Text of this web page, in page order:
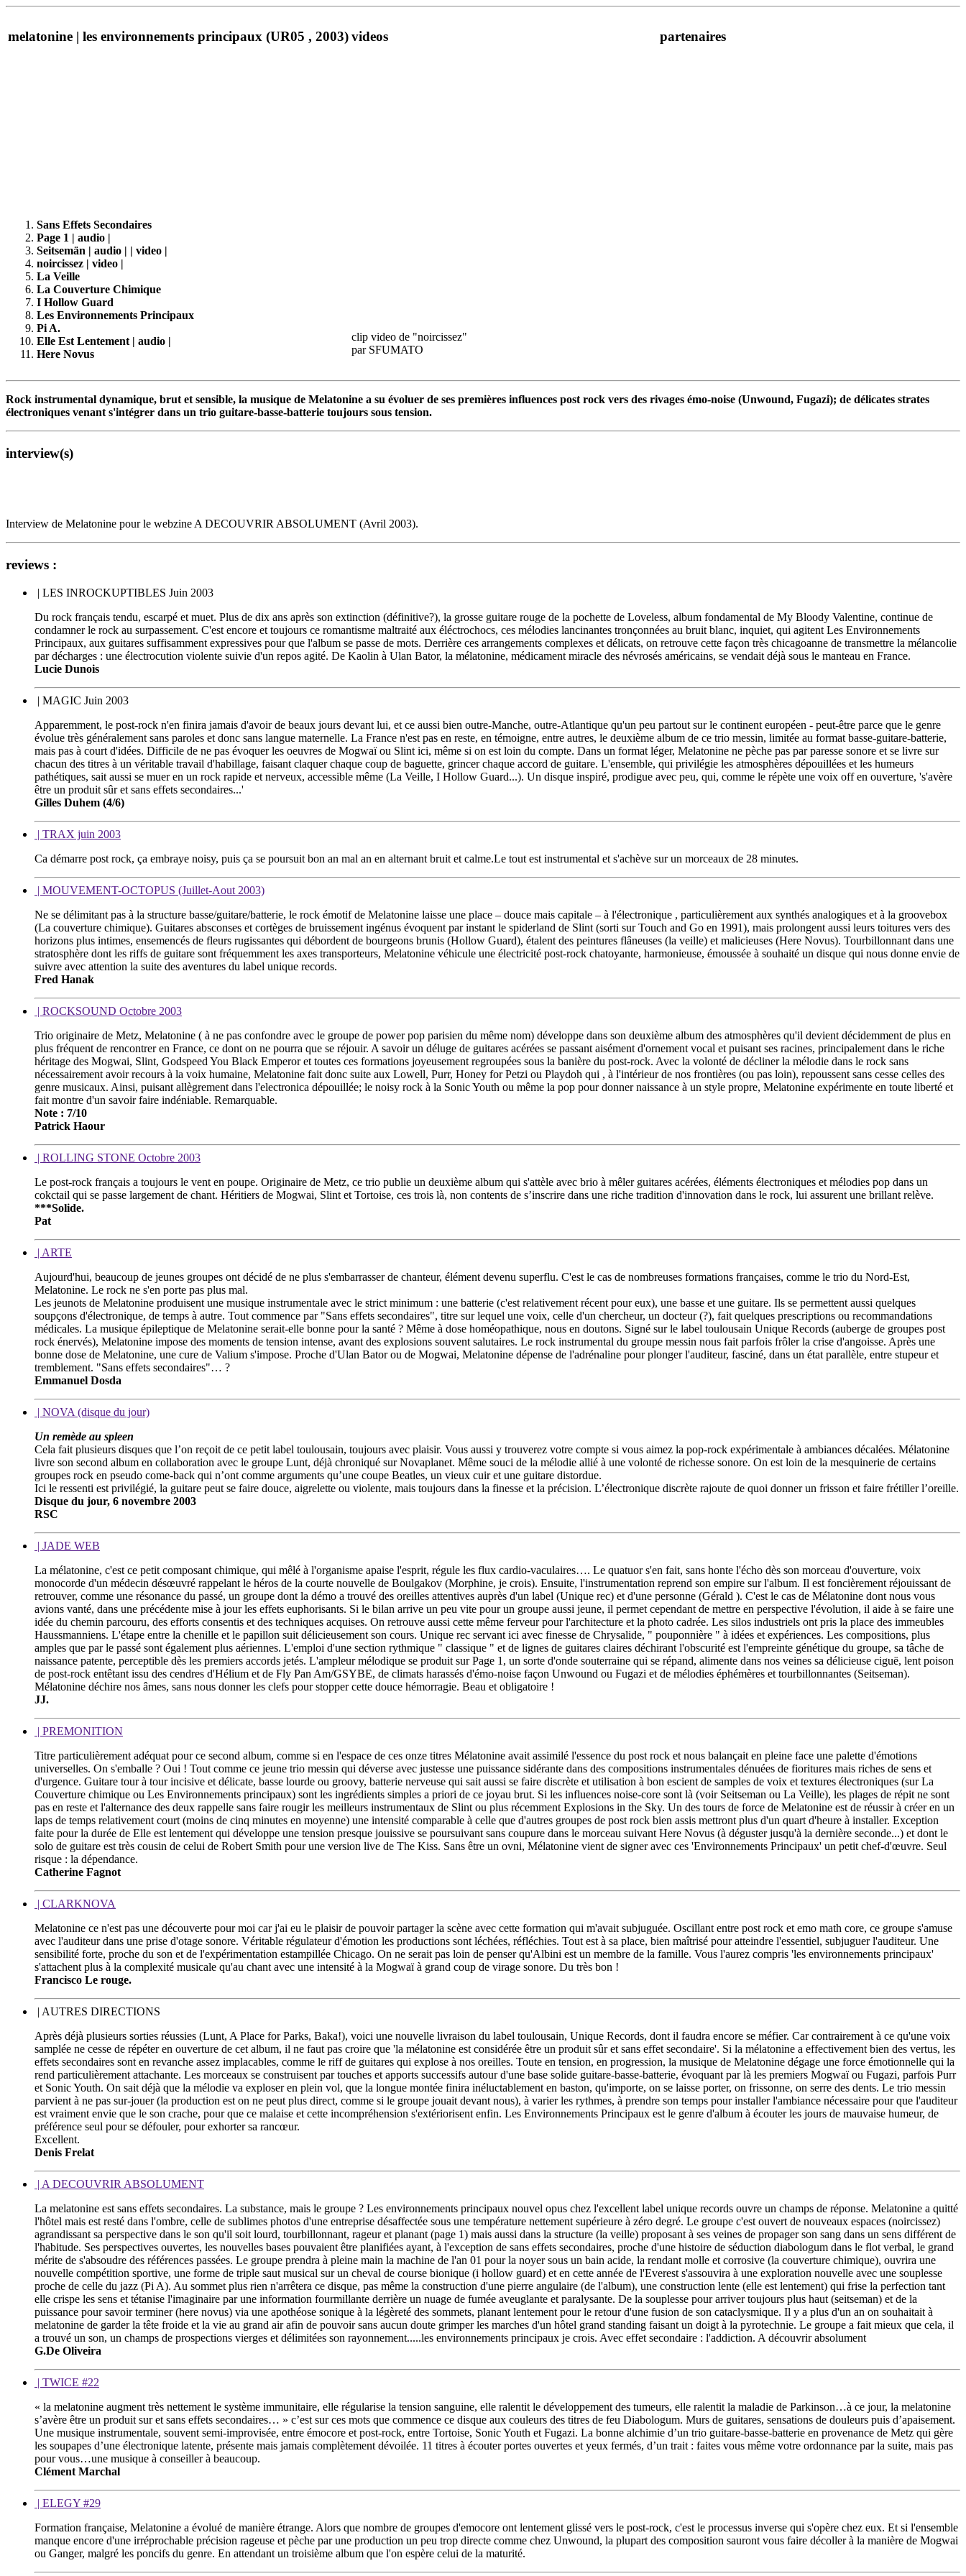
melatonine | les environnements principaux (UR05 , 2003)videos partenaires
Sans Effets Secondaires
Page 1 | audio |
Seitsemän | audio | | video |
noircissez | video |
La Veille
La Couverture Chimique
I Hollow Guard
Les Environnements Principaux
Pi A.
Elle Est Lentement | audio |
Here Novus
clip video de "noircissez"
par SFUMATO
Rock instrumental dynamique, brut et sensible, la musique de Melatonine a su évoluer de ses premières influences post rock vers des rivages émo-noise (Unwound, Fugazi); de délicates strates
électroniques venant s'intégrer dans un trio guitare-basse-batterie toujours sous tension.
interview(s)
Interview de Melatonine pour le webzine A DECOUVRIR ABSOLUMENT (Avril 2003).
reviews :
| LES INROCKUPTIBLES Juin 2003
Du rock français tendu, escarpé et muet. Plus de dix ans après son extinction (définitive?), la grosse guitare rouge de la pochette de Loveless, album fondamental de My Bloody Valentine, continue de
condamner le rock au surpassement. C'est encore et toujours ce romantisme maltraité aux éléctrochocs, ces mélodies lancinantes tronçonnées au bruit blanc, inquiet, qui agitent Les Environnements
Principaux, aux guitares suffisamment expressives pour que l'album se passe de mots. Derrière ces arrangements complexes et délicats, on retrouve cette façon très chicagoanne de transmettre la mélancolie
par décharges : une électrocution violente suivie d'un repos agité. De Kaolin à Ulan Bator, la mélatonine, médicament miracle des névrosés américains, se vendait déjà sous le manteau en France.
Lucie Dunois
| MAGIC Juin 2003
Apparemment, le post-rock n'en finira jamais d'avoir de beaux jours devant lui, et ce aussi bien outre-Manche, outre-Atlantique qu'un peu partout sur le continent européen - peut-être parce que le genre
évolue très généralement sans paroles et donc sans langue maternelle. La France n'est pas en reste, en témoigne, entre autres, le deuxième album de ce trio messin, limitée au format basse-guitare-batterie,
mais pas à court d'idées. Difficile de ne pas évoquer les oeuvres de Mogwaï ou Slint ici, même si on est loin du compte. Dans un format léger, Melatonine ne pèche pas par paresse sonore et se livre sur
chacun des titres à un véritable travail d'habillage, faisant claquer chaque coup de baguette, grincer chaque accord de guitare. L'ensemble, qui privilégie les atmosphères dépouillées et les humeurs
pathétiques, sait aussi se muer en un rock rapide et nerveux, accessible même (La Veille, I Hollow Guard...). Un disque inspiré, prodigue avec peu, qui, comme le répète une voix off en ouverture, 's'avère
être un produit sûr et sans effets secondaires...'
Gilles Duhem (4/6)
| TRAX juin 2003
Ca démarre post rock, ça embraye noisy, puis ça se poursuit bon an mal an en alternant bruit et calme.Le tout est instrumental et s'achève sur un morceaux de 28 minutes.
| MOUVEMENT-OCTOPUS (Juillet-Aout 2003)
Ne se délimitant pas à la structure basse/guitare/batterie, le rock émotif de Melatonine laisse une place – douce mais capitale – à l'électronique , particulièrement aux synthés analogiques et à la groovebox
(La couverture chimique). Guitares absconses et cortèges de bruissement ingénus évoquent par instant le spiderland de Slint (sorti sur Touch and Go en 1991), mais prolongent aussi leurs toitures vers des
horizons plus intimes, ensemencés de fleurs rugissantes qui débordent de bourgeons brunis (Hollow Guard), étalent des peintures flâneuses (la veille) et malicieuses (Here Novus). Tourbillonnant dans une
stratosphère dont les riffs de guitare sont fréquemment les axes transporteurs, Melatonine véhicule une électricité post-rock chatoyante, harmonieuse, émoussée à souhaité un disque qui nous donne envie de
suivre avec attention la suite des aventures du label unique records.
Fred Hanak
| ROCKSOUND Octobre 2003
Trio originaire de Metz, Melatonine ( à ne pas confondre avec le groupe de power pop parisien du même nom) développe dans son deuxième album des atmosphères qu'il devient décidemment de plus en
plus fréquent de rencontrer en France, ce dont on ne pourra que se réjouir. A savoir un déluge de guitares acérées se passant aisément d'ornement vocal et puisant ses racines, principalement dans le riche
héritage des Mogwai, Slint, Godspeed You Black Emperor et toutes ces formations joyeusement regroupées sous la banière du post-rock. Avec la volonté de décliner la mélodie dans le rock sans
nécessairement avoir recours à la voix humaine, Melatonine fait donc suite aux Lowell, Purr, Honey for Petzi ou Playdoh qui , à l'intérieur de nos frontières (ou pas loin), repoussent sans cesse celles des
genre musicaux. Ainsi, puisant allègrement dans l'electronica dépouillée; le noisy rock à la Sonic Youth ou même la pop pour donner naissance à un style propre, Melatonine expérimente en toute liberté et
fait montre d'un savoir faire indéniable. Remarquable.
Note : 7/10
Patrick Haour
| ROLLING STONE Octobre 2003
Le post-rock français a toujours le vent en poupe. Originaire de Metz, ce trio publie un deuxième album qui s'attèle avec brio à mêler guitares acérées, éléments électroniques et mélodies pop dans un
cokctail qui se passe largement de chant. Héritiers de Mogwai, Slint et Tortoise, ces trois là, non contents de s’inscrire dans une riche tradition d'innovation dans le rock, lui assurent une brillant relève.
***Solide.
Pat
| ARTE
Aujourd'hui, beaucoup de jeunes groupes ont décidé de ne plus s'embarrasser de chanteur, élément devenu superflu. C'est le cas de nombreuses formations françaises, comme le trio du Nord-Est,
Melatonine. Le rock ne s'en porte pas plus mal.
Les jeunots de Melatonine produisent une musique instrumentale avec le strict minimum : une batterie (c'est relativement récent pour eux), une basse et une guitare. Ils se permettent aussi quelques
soupçons d'électronique, de temps à autre. Tout commence par "Sans effets secondaires", titre sur lequel une voix, celle d'un chercheur, un docteur (?), fait quelques prescriptions ou recommandations
médicales. La musique épileptique de Melatonine serait-elle bonne pour la santé ? Même à dose homéopathique, nous en doutons. Signé sur le label toulousain Unique Records (auberge de groupes post
rock énervés), Melatonine impose des moments de tension intense, avant des explosions souvent salutaires. Le rock instrumental du groupe messin nous fait parfois frôler la crise d'angoisse. Après une
bonne dose de Melatonine, une cure de Valium s'impose. Proche d'Ulan Bator ou de Mogwai, Melatonine dépense de l'adrénaline pour plonger l'auditeur, fasciné, dans un état parallèle, entre stupeur et
tremblement. "Sans effets secondaires"… ?
Emmanuel Dosda
| NOVA (disque du jour)
Un remède au spleen
Cela fait plusieurs disques que l’on reçoit de ce petit label toulousain, toujours avec plaisir. Vous aussi y trouverez votre compte si vous aimez la pop-rock expérimentale à ambiances décalées. Mélatonine
livre son second album en collaboration avec le groupe Lunt, déjà chroniqué sur Novaplanet. Même souci de la mélodie allié à une volonté de richesse sonore. On est loin de la mesquinerie de certains
groupes rock en pseudo come-back qui n’ont comme arguments qu’une coupe Beatles, un vieux cuir et une guitare distordue.
Ici le ressenti est privilégié, la guitare peut se faire douce, aigrelette ou violente, mais toujours dans la finesse et la précision. L’électronique discrète rajoute de quoi donner un frisson et faire frétiller l’oreille.
Disque du jour, 6 novembre 2003
RSC
| JADE WEB
La mélatonine, c'est ce petit composant chimique, qui mêlé à l'organisme apaise l'esprit, régule les flux cardio-vaculaires…. Le quatuor s'en fait, sans honte l'écho dès son morceau d'ouverture, voix
monocorde d'un médecin désœuvré rappelant le héros de la courte nouvelle de Boulgakov (Morphine, je crois). Ensuite, l'instrumentation reprend son empire sur l'album. Il est foncièrement réjouissant de
retrouver, comme une résonance du passé, un groupe dont la démo a trouvé des oreilles attentives auprès d'un label (Unique rec) et d'une personne (Gérald ). C'est le cas de Mélatonine dont nous vous
avions vanté, dans une précédente mise à jour les effets euphorisants. Si le bilan arrive un peu vite pour un groupe aussi jeune, il permet cependant de mettre en perspective l'évolution, il aide à se faire une
idée du chemin parcouru, des efforts consentis et des techniques acquises. On retrouve aussi cette même ferveur pour l'architecture et la photo cadrée. Les silos industriels ont pris la place des immeubles
Haussmanniens. L'étape entre la chenille et le papillon suit délicieusement son cours. Unique rec servant ici avec finesse de Chrysalide, " pouponnière " à idées et expériences. Les compositions, plus
amples que par le passé sont également plus aériennes. L'emploi d'une section rythmique " classique " et de lignes de guitares claires déchirant l'obscurité est l'empreinte génétique du groupe, sa tâche de
naissance patente, perceptible dès les premiers accords jetés. L'ampleur mélodique se produit sur Page 1, un sorte d'onde souterraine qui se répand, alimente dans nos veines sa délicieuse ciguë, lent poison
de post-rock entêtant issu des cendres d'Hélium et de Fly Pan Am/GSYBE, de climats harassés d'émo-noise façon Unwound ou Fugazi et de mélodies éphémères et tourbillonnantes (Seitseman).
Mélatonine déchire nos âmes, sans nous donner les clefs pour stopper cette douce hémorragie. Beau et obligatoire !
JJ.
| PREMONITION
Titre particulièrement adéquat pour ce second album, comme si en l'espace de ces onze titres Mélatonine avait assimilé l'essence du post rock et nous balançait en pleine face une palette d'émotions
universelles. On s'emballe ? Oui ! Tout comme ce jeune trio messin qui déverse avec justesse une puissance sidérante dans des compositions instrumentales dénuées de fioritures mais riches de sens et
d'urgence. Guitare tour à tour incisive et délicate, basse lourde ou groovy, batterie nerveuse qui sait aussi se faire discrète et utilisation à bon escient de samples de voix et textures électroniques (sur La
Couverture chimique ou Les Environnements principaux) sont les ingrédients simples a priori de ce joyau brut. Si les influences noise-core sont là (voir Seitseman ou La Veille), les plages de répit ne sont
pas en reste et l'alternance des deux rappelle sans faire rougir les meilleurs instrumentaux de Slint ou plus récemment Explosions in the Sky. Un des tours de force de Melatonine est de réussir à créer en un
laps de temps relativement court (moins de cinq minutes en moyenne) une intensité comparable à celle que d'autres groupes de post rock bien assis mettront plus d'un quart d'heure à installer. Exception
faite pour la durée de Elle est lentement qui développe une tension presque jouissive se poursuivant sans coupure dans le morceau suivant Here Novus (à déguster jusqu'à la dernière seconde...) et dont le
solo de guitare est très cousin de celui de Robert Smith pour une version live de The Kiss. Sans être un ovni, Mélatonine vient de signer avec ces 'Environnements Principaux' un petit chef-d'œuvre. Seul
risque : la dépendance.
Catherine Fagnot
| CLARKNOVA
Melatonine ce n'est pas une découverte pour moi car j'ai eu le plaisir de pouvoir partager la scène avec cette formation qui m'avait subjuguée. Oscillant entre post rock et emo math core, ce groupe s'amuse
avec l'auditeur dans une prise d'otage sonore. Véritable régulateur d'émotion les productions sont léchées, réfléchies. Tout est à sa place, bien maîtrisé pour atteindre l'essentiel, subjuguer l'auditeur. Une
sensibilité forte, proche du son et de l'expérimentation estampillée Chicago. On ne serait pas loin de penser qu'Albini est un membre de la famille. Vous l'aurez compris 'les environnements principaux'
s'attachent plus à la complexité musicale qu'au chant avec une intensité à la Mogwaï à grand coup de virage sonore. Du très bon !
Francisco Le rouge.
| AUTRES DIRECTIONS
Après déjà plusieurs sorties réussies (Lunt, A Place for Parks, Baka!), voici une nouvelle livraison du label toulousain, Unique Records, dont il faudra encore se méfier. Car contrairement à ce qu'une voix
samplée ne cesse de répéter en ouverture de cet album, il ne faut pas croire que 'la mélatonine est considérée être un produit sûr et sans effet secondaire'. Si la mélatonine a effectivement bien des vertus, les
effets secondaires sont en revanche assez implacables, comme le riff de guitares qui explose à nos oreilles. Toute en tension, en progression, la musique de Melatonine dégage une force émotionnelle qui la
rend particulièrement attachante. Les morceaux se construisent par touches et apports successifs autour d'une base solide guitare-basse-batterie, évoquant par là les premiers Mogwaï ou Fugazi, parfois Purr
et Sonic Youth. On sait déjà que la mélodie va exploser en plein vol, que la longue montée finira inéluctablement en baston, qu'importe, on se laisse porter, on frissonne, on serre des dents. Le trio messin
parvient à ne pas sur-jouer (la production est on ne peut plus direct, comme si le groupe jouait devant nous), à varier les rythmes, à prendre son temps pour installer l'ambiance nécessaire pour que l'auditeur
est vraiment envie que le son crache, pour que ce malaise et cette incompréhension s'extériorisent enfin. Les Environnements Principaux est le genre d'album à écouter les jours de mauvaise humeur, de
préférence seul pour se défouler, pour exhorter sa rancœur.
Excellent.
Denis Frelat
| A DECOUVRIR ABSOLUMENT
La melatonine est sans effets secondaires. La substance, mais le groupe ? Les environnements principaux nouvel opus chez l'excellent label unique records ouvre un champs de réponse. Melatonine a quitté
l'hôtel mais est resté dans l'ombre, celle de sublimes photos d'une entreprise désaffectée sous une température nettement supérieure à zéro degré. Le groupe c'est ouvert de nouveaux espaces (noircissez)
agrandissant sa perspective dans le son qu'il soit lourd, tourbillonnant, rageur et planant (page 1) mais aussi dans la structure (la veille) proposant à ses veines de propager son sang dans un sens différent de
l'habitude. Ses perspectives ouvertes, les nouvelles bases pouvaient être planifiées ayant, à l'exception de sans effets secondaires, proche d'une histoire de séduction diabologum dans le flot verbal, le grand
mérite de s'absoudre des références passées. Le groupe prendra à pleine main la machine de l'an 01 pour la noyer sous un bain acide, la rendant molle et corrosive (la couverture chimique), ouvrira une
nouvelle compétition sportive, une forme de triple saut musical sur un cheval de course bionique (i hollow guard) et en cette année de l'Everest s'assouvira à une exploration nouvelle avec une souplesse
proche de celle du jazz (Pi A). Au sommet plus rien n'arrêtera ce disque, pas même la construction d'une pierre angulaire (de l'album), une construction lente (elle est lentement) qui frise la perfection tant
elle crispe les sens et tétanise l'imaginaire par une information fourmillante derrière un nuage de fumée aveuglante et paralysante. De la souplesse pour arriver toujours plus haut (seitseman) et de la
puissance pour savoir terminer (here novus) via une apothéose sonique à la légèreté des sommets, planant lentement pour le retour d'une fusion de son cataclysmique. Il y a plus d'un an on souhaitait à
melatonine de garder la tête froide et la vie au grand air afin de pouvoir sans aucun doute grimper les marches d'un hôtel grand standing faisant un doigt à la pyrotechnie. Le groupe a fait mieux que cela, il
a trouvé un son, un champs de prospections vierges et délimitées son rayonnement.....les environnements principaux je crois. Avec effet secondaire : l'addiction. A découvrir absolument
G.De Oliveira
| TWICE #22
« la melatonine augment très nettement le système immunitaire, elle régularise la tension sanguine, elle ralentit le développement des tumeurs, elle ralentit la maladie de Parkinson…à ce jour, la melatonine
s’avère être un produit sur et sans effets secondaires… » c’est sur ces mots que commence ce disque aux couleurs des titres de feu Diabologum. Murs de guitares, sensations de douleurs puis d’apaisement.
Une musique instrumentale, souvent semi-improvisée, entre émocore et post-rock, entre Tortoise, Sonic Youth et Fugazi. La bonne alchimie d’un trio guitare-basse-batterie en provenance de Metz qui gère
les soupapes d’une électronique latente, présente mais jamais complètement dévoilée. 11 titres à écouter portes ouvertes et yeux fermés, d’un trait : faites vous même votre ordonnance par la suite, mais pas
pour vous…une musique à conseiller à beaucoup.
Clément Marchal
| ELEGY #29
Formation française, Melatonine a évolué de manière étrange. Alors que nombre de groupes d'emocore ont lentement glissé vers le post-rock, c'est le processus inverse qui s'opère chez eux. Et si l'ensemble
manque encore d'une irréprochable précision rageuse et pèche par une production un peu trop directe comme chez Unwound, la plupart des composition sauront vous faire décoller à la manière de Mogwai
ou Ganger, malgré les poncifs du genre. En attendant un troisième album que l'on espère celui de la maturité.